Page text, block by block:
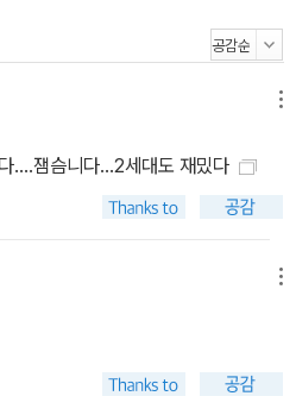
....잼슴니다...2세대도 재밌다